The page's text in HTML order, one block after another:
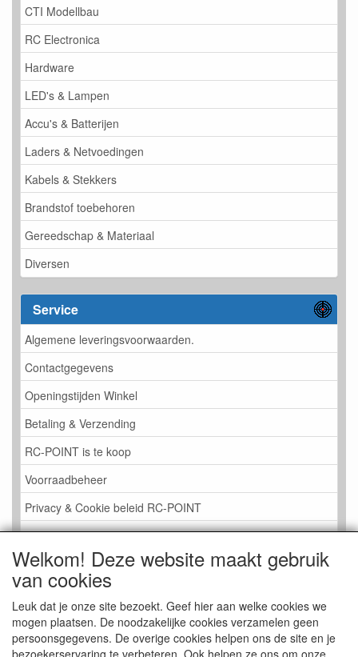
CTI Modellbau
RC Electronica
Hardware
LED's & Lampen
Accu's & Batterijen
Laders & Netvoedingen
Kabels & Stekkers
Brandstof toebehoren
Gereedschap & Materiaal
Diversen
Service
Algemene leveringsvoorwaarden.
Contactgegevens
Openingstijden Winkel
Betaling & Verzending
RC-POINT is te koop
Voorraadbeheer
Privacy & Cookie beleid RC-POINT
LINK PAGINA
Gastenboek RC-POINT
Kijkje in de Winkel
Welkom! Deze website maakt gebruik
van cookies
Leuk dat je onze site bezoekt. Geef hier aan welke cookies we
mogen plaatsen. De noodzakelijke cookies verzamelen geen
persoonsgegevens. De overige cookies helpen ons de site en je
bezoekerservaring te verbeteren. Ook helpen ze ons om onze